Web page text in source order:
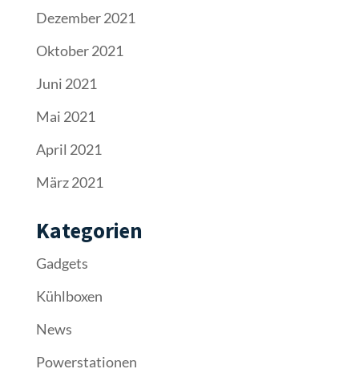
Dezember 2021
Oktober 2021
Juni 2021
Mai 2021
April 2021
März 2021
Kategorien
Gadgets
Kühlboxen
News
Powerstationen